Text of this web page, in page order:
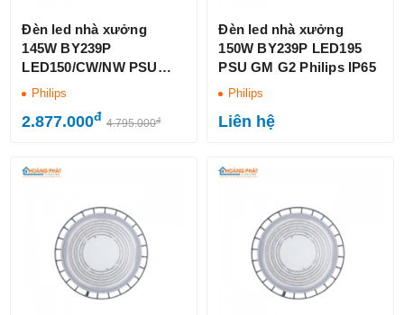
Đèn led nhà xưởng
145W BY239P
LED150/CW/NW PSU
Philips
Philips
2.877.000đ 4.795.000đ
Đèn led nhà xưởng
150W BY239P LED195
PSU GM G2 Philips IP65
Philips
Liên hệ